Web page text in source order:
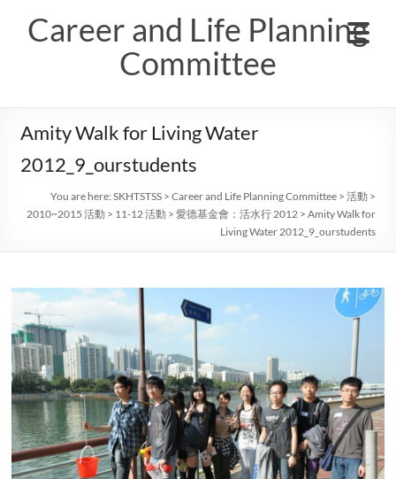
contentCareer and Life Planning
Committee
Amity Walk for Living Water
2012_9_ourstudents
You are here:SKHTSTSS >Career and Life Planning Committee >活動 >
2010~2015 活動 > 11-12 活動 >愛德基金會：活水行 2012 >Amity Walk for
Living Water 2012_9_ourstudents